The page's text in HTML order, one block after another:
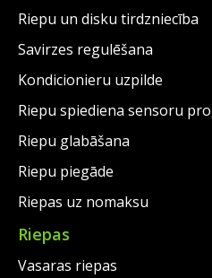
Riepu un disku tirdzniecība
Savirzes regulēšana
Kondicionieru uzpilde
Riepu spiediena sensoru
Riepu glabāšana
Riepu piegāde
Riepas uz nomaksu
Riepas
Vasaras riepas